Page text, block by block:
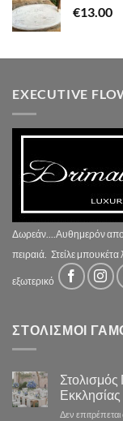
€13.00
EXECUTIVE
Δωρεάν....Αυθημερόν
πειραιά. Στείλε
εξωτερικό
ΣΤΟΛΙΣΜΟΙ
Δεν